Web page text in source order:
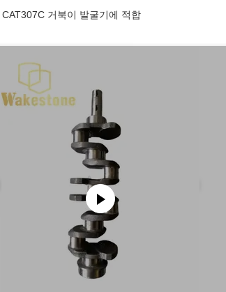
거북이 발굴기에 적합